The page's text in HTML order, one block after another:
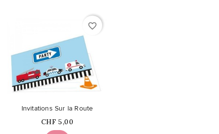
favorite_border
Invitations Sur la Route
Prix
CHF 5,00